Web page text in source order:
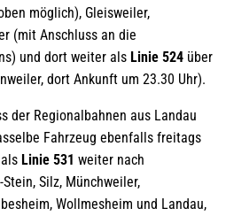
möglich), Gleisweiler,
(mit Anschluss an die
und dort weiter als Linie 524 über
dort Ankunft um 23.30 Uhr).
der Regionalbahnen aus Landau
Fahrzeug ebenfalls freitags
Linie 531 weiter nach
Silz, Münchweiler,
Wollmesheim und Landau,